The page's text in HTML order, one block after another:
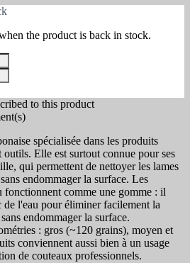
the product is back in stock.
to this product
spécialisée dans les produits
Elle est surtout connue pour ses
qui permettent de nettoyer les lames
endommager la surface. Les
comme une gomme : il
l'eau pour éliminer facilement la
endommager la surface.
: gros (~120 grains), moyen et
conviennent aussi bien à un usage
de couteaux professionnels.